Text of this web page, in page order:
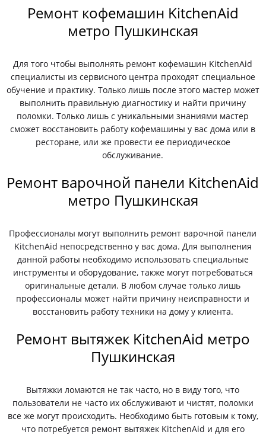
Ремонт кофемашин KitchenAid
метро Пушкинская
Для того чтобы выполнять ремонт кофемашин KitchenAid
специалисты из сервисного центра проходят специальное
обучение и практику. Только лишь после этого мастер может
выполнить правильную диагностику и найти причину
поломки. Только лишь с уникальными знаниями мастер
сможет восстановить работу кофемашины у вас дома или в
ресторане, или же провести ее периодическое
обслуживание.
Ремонт варочной панели KitchenAid
метро Пушкинская
Профессионалы могут выполнить ремонт варочной панели
KitchenAid непосредственно у вас дома. Для выполнения
данной работы необходимо использовать специальные
инструменты и оборудование, также могут потребоваться
оригинальные детали. В любом случае только лишь
профессионалы может найти причину неисправности и
восстановить работу техники на дому у клиента.
Ремонт вытяжек KitchenAid метро
Пушкинская
Вытяжки ломаются не так часто, но в виду того, что
пользователи не часто их обслуживают и чистят, поломки
все же могут происходить. Необходимо быть готовым к тому,
что потребуется ремонт вытяжек KitchenAid и для его